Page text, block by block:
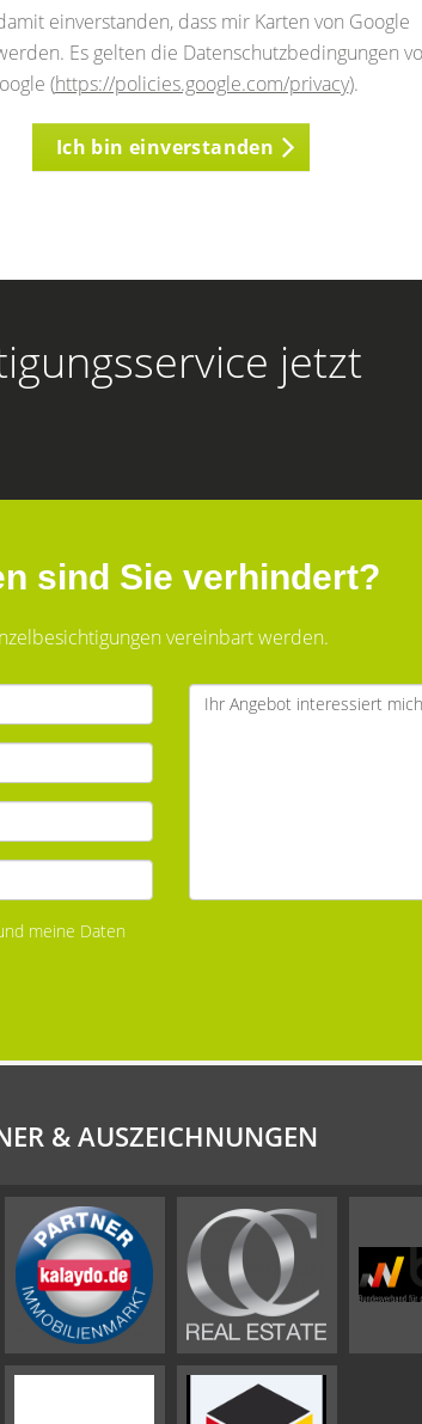
einverstanden, dass mir Karten von Google
Es gelten die Datenschutzbedingungen
(https://policies.google.com/privacy).
Ich bin einverstanden
jetzt
sind Sie verhindert?
vereinbart werden.
meine Daten
& AUSZEICHNUNGEN